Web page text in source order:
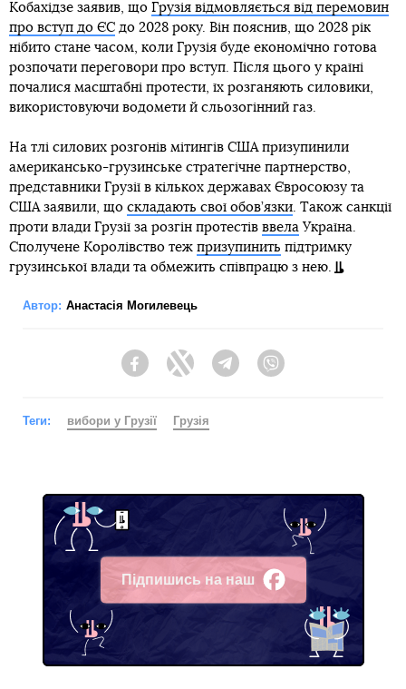
Кобахідзе заявив, що Грузія відмовляється від перемовин
про вступ до ЄС до 2028 року. Він пояснив, що 2028 рік
нібито стане часом, коли Грузія буде економічно готова
розпочати переговори про вступ. Після цього у країні
почалися масштабні протести, їх розганяють силовики,
використовуючи водомети й сльозогінний газ.
На тлі силових розгонів мітингів США призупинили
американсько-грузинське стратегічне партнерство,
представники Грузії в кількох державах Євросоюзу та
США заявили, що складають свої обов’язки. Також санкції
проти влади Грузії за розгін протестів ввела Україна.
Сполучене Королівство теж призупинить підтримку
грузинської влади та обмежить співпрацю з нею.
Автор: Анастасія Могилевець
FacebookTwitter Telegram
Теги: вибори у Грузії Грузія
Підпишись на наш
Facebook